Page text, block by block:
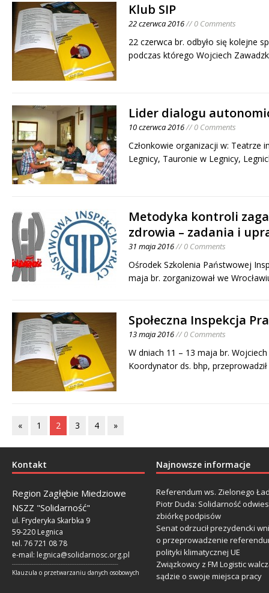
Klub SIP
22 czerwca 2016// 0 Comments
22 czerwca br. odbyło się kolejne
podczas którego Wojciech
Lider dialogu
10 czerwca 2016// 0 Comments
Członkowie organizacji w: Teatrze
Legnicy, Tauronie w Legnicy,
Metodyka kontroli
zdrowia – zadania i
31 maja 2016// 0 Comments
Ośrodek Szkolenia Państwowej
maja br. zorganizował we
Społeczna Inspekcja
13 maja 2016// 0 Comments
W dniach 11 – 13 maja br.
Koordynator ds. bhp,
« 1 2 3 4 »
Kontakt
Region Zagłębie Miedziowe
NSZZ "Solidarność"
ul. Fryderyka Skarbka 9
59-220 Legnica
tel. 76 721 08 78
e-mail: legnica@solidarnosc.org.pl
Klauzula o przetwarzaniu danych osobowych
Najnowsze informacje
Referendum ws. Zielonego
Piotr Duda: Solidarność
zbiórkę podpisów
Senat odrzucił prezydencki
o przeprowadzenie
polityki klimatycznej UE
Związkowcy z FM Logistic
sądzie o swoje miejsca pracy